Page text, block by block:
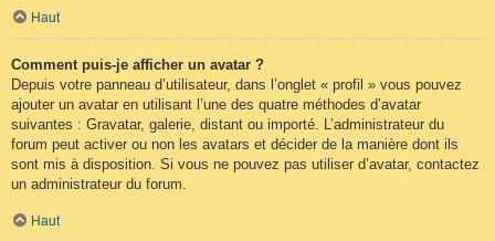
Haut
Comment puis-je afficher un avatar ?
Depuis votre panneau d’utilisateur, dans l’onglet « profil » vous pouvez
ajouter un avatar en utilisant l’une des quatre méthodes d’avatar
suivantes : Gravatar, galerie, distant ou importé. L’administrateur du
forum peut activer ou non les avatars et décider de la manière dont ils
sont mis à disposition. Si vous ne pouvez pas utiliser d’avatar, contactez
un administrateur du forum.
Haut